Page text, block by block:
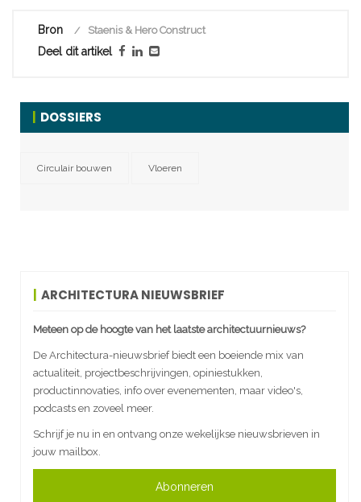
Bron Staenis & Hero Construct
Deel dit artikel
DOSSIERS
Circulair bouwen Vloeren
ARCHITECTURA NIEUWSBRIEF
Meteen op de hoogte van het laatste architectuurnieuws?
De Architectura-nieuwsbrief biedt een boeiende mix van
actualiteit, projectbeschrijvingen, opiniestukken,
productinnovaties, info over evenementen, maar video's,
podcasts en zoveel meer.
Schrijf je nu in en ontvang onze wekelijkse nieuwsbrieven in
jouw mailbox.
Abonneren